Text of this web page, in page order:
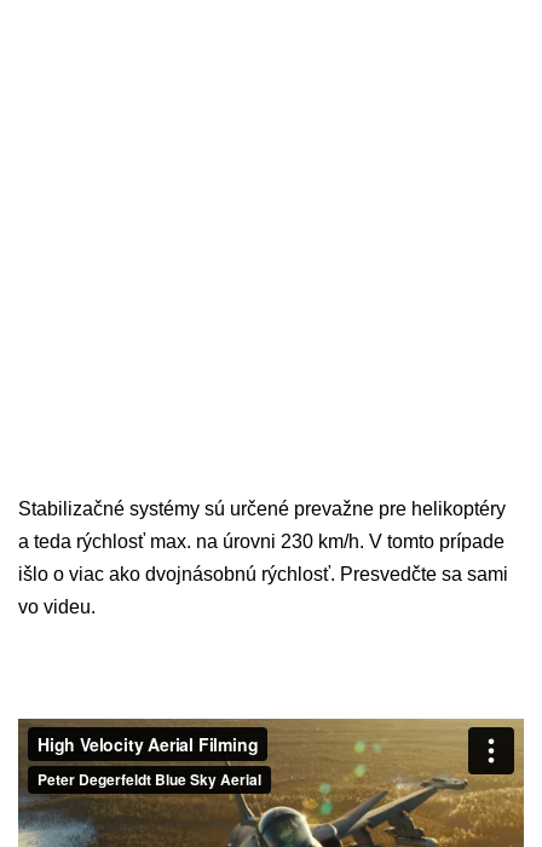
Stabilizačné systémy sú určené prevažne pre helikoptéry
a teda rýchlosť max. na úrovni 230 km/h. V tomto prípade
išlo o viac ako dvojnásobnú rýchlosť. Presvedčte sa sami
vo videu.